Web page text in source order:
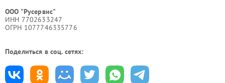
ООО "Русервис"
ИНН 7702633247
ОГРН 1077746335776
Поделиться в соц. сетях: